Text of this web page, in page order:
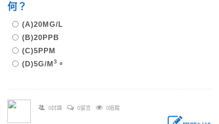
何？
(A)20MG/L
(B)20PPB
(C)5PPM
(D)5G/M3 。
0討論 0留言 0追蹤